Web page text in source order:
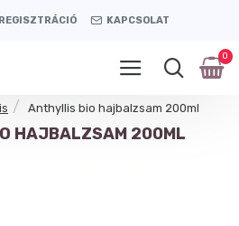
REGISZTRÁCIÓ KAPCSOLAT
0
Anthyllis bio hajbalzsam 200ml
HAJBALZSAM 200ML